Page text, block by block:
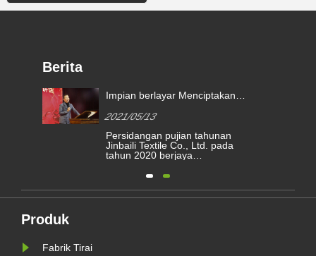
Berita
Impian berlayar Menciptakan
anugerah pengiktirafan
kimberly-clark 2020
2021/05/13
Persidangan pujian tahunan
Jinbaili Textile Co., Ltd. pada
tahun 2020 berjaya
Jinbaili berkumpul di Haining
pencapaian yang dicapai
Produk
Fabrik Tirai